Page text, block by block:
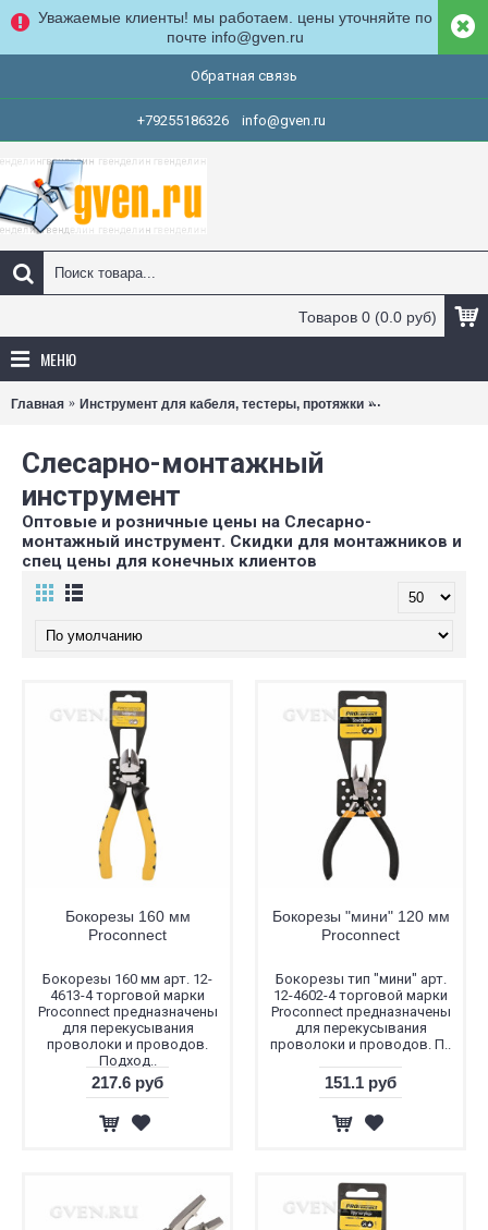
Уважаемые клиенты! мы работаем. цены уточняйте по
почте info@gven.ru
Обратная связь
+79255186326 info@gven.ru
Товаров 0 (0.0 руб)
МЕНЮ
Главная Инструмент для кабеля, тестеры, протяжки Слесарно-
Слесарно-монтажный
инструмент
Оптовые и розничные цены на Слесарно-
монтажный инструмент. Скидки для монтажников и
спец цены для конечных клиентов
Бокорезы 160 мм
Proconnect
Бокорезы 160 мм арт. 12-
4613-4 торговой марки
Proconnect предназначены
для перекусывания
проволоки и проводов.
Подход..
217.6 руб
Бокорезы "мини" 120 мм
Proconnect
Бокорезы тип "мини" арт.
12-4602-4 торговой марки
Proconnect предназначены
для перекусывания
проволоки и проводов. П..
151.1 руб